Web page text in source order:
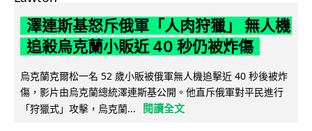
澤連斯基怒斥俄軍「人肉狩獵」 無人機
追殺烏克蘭小販近 40 秒仍被炸傷
烏克蘭克爾松一名 52 歲小販被俄軍無人機追擊近 40 秒後被炸
傷，影片由烏克蘭總統澤連斯基公開。他直斥俄軍對平民進行
「狩獵式」攻擊，烏克蘭...
閱讀全文